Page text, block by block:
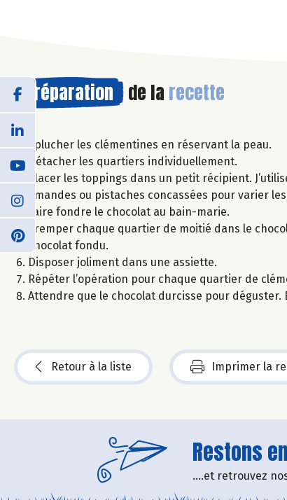
Préparation de la recette
Éplucher les clémentines en réservant la peau.
Détacher les quartiers individuellement.
Placer les toppings dans un petit récipient.
amandes ou pistaches concassées pour varier
Faire fondre le chocolat au bain-marie.
Tremper chaque quartier de moitié dans le
chocolat fondu.
Disposer joliment dans une assiette.
Répéter l’opération pour chaque quartier de
Attendre que le chocolat durcisse pour déguster.
Retour à la liste Imprimer la
Restons
....et retrouvez